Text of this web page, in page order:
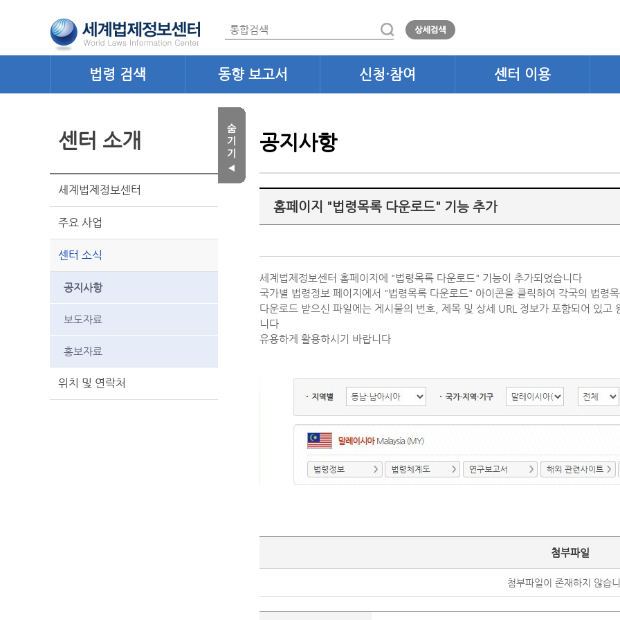
법령 검색 동향 보고서 신청·참여 센터 이용
센터 소개
세계법제정보센터
주요 사업
센터 소식
공지사항
보도자료
홍보자료
위치 및 연락처
공지사항
홈페이지 "법령목록 다운로드" 기능 추가
세계법제정보센터 홈페이지에 "법령목록 다운로드" 기능이 추가되었습니다
국가별 법령정보 페이지에서 "법령목록 다운로드" 아이콘을 클릭하여 각국의 법령
다운로드 받으신 파일에는 게시물의 번호, 제목 및 상세 URL 정보가 포함되어 있고
니다
유용하게 활용하시기 바랍니다
첨부파일
첨부파일이 존재하지 않습